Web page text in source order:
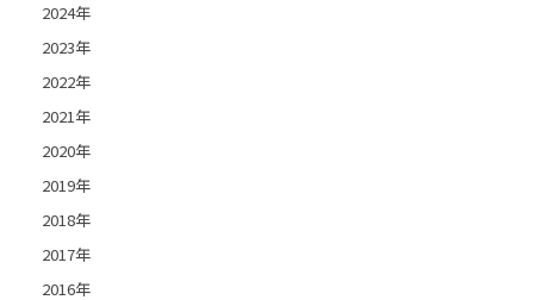
2024年
2023年
2022年
2021年
2020年
2019年
2018年
2017年
2016年